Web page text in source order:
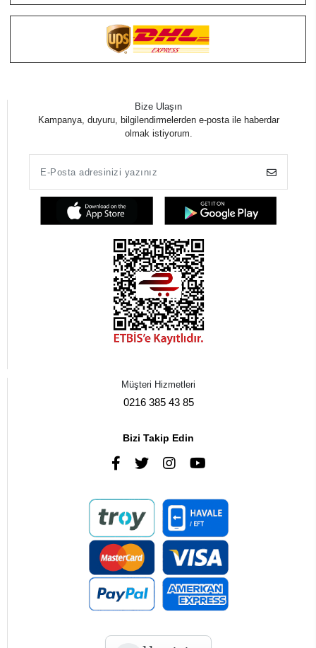
Bize Ulaşın
Kampanya, duyuru, bilgilendirmelerden e-posta ile haberdar
olmak istiyorum.
Müşteri Hizmetleri
0216 385 43 85
Bizi Takip Edin